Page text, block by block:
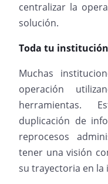
centralizar la
solución.
Toda tu
Muchas
operación
herramientas.
duplicación de
reprocesos
tener una visión
su trayectoria en la